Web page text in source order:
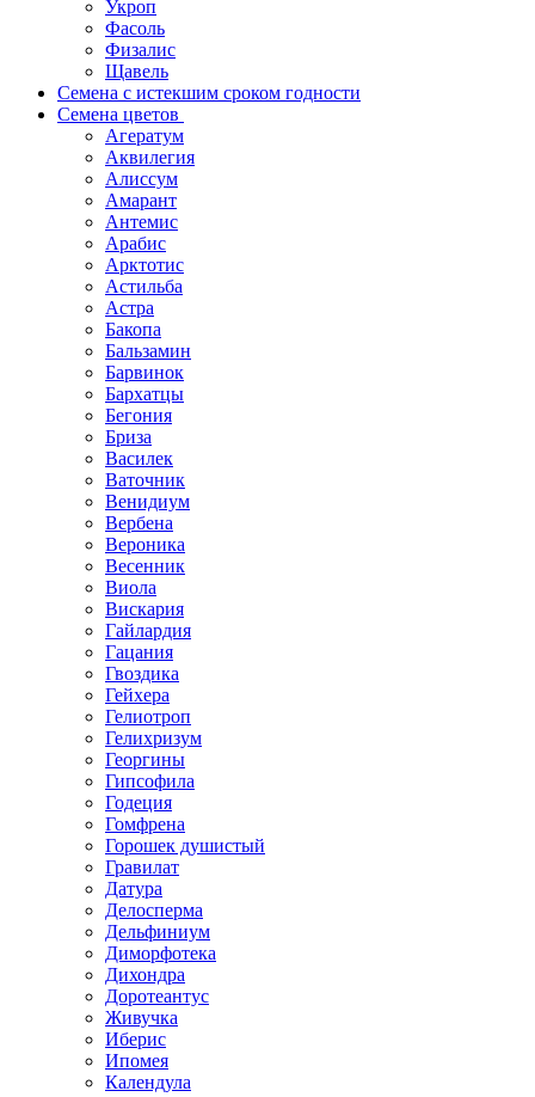
Укроп
Фасоль
Физалис
Щавель
Семена с истекшим сроком годности
Семена цветов
Агератум
Аквилегия
Алиссум
Амарант
Антемис
Арабис
Арктотис
Астильба
Астра
Бакопа
Бальзамин
Барвинок
Бархатцы
Бегония
Бриза
Василек
Ваточник
Венидиум
Вербена
Вероника
Весенник
Виола
Вискария
Гайлардия
Гацания
Гвоздика
Гейхера
Гелиотроп
Гелихризум
Георгины
Гипсофила
Годеция
Гомфрена
Горошек душистый
Гравилат
Датура
Делосперма
Дельфиниум
Диморфотека
Дихондра
Доротеантус
Живучка
Иберис
Ипомея
Календула